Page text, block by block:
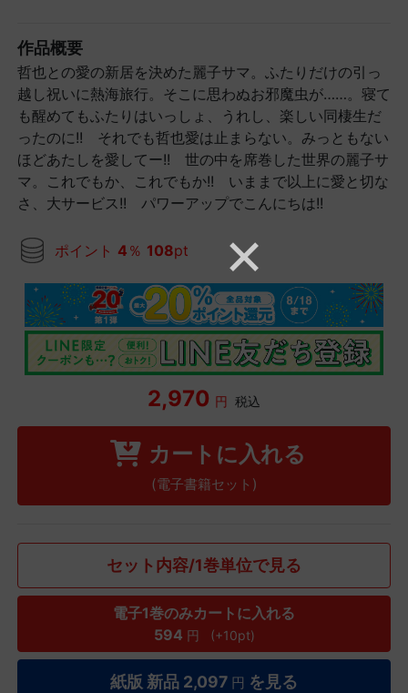
作品概要
哲也との愛の新居を決めた麗子サマ。ふたりだけの引っ
越し祝いに熱海旅行。そこに思わぬお邪魔虫が……。寝て
も醒めてもふたりはいっしょ、うれし、楽しい同棲生だ
ったのに!! それでも哲也愛は止まらない。みっともない
ほどあたしを愛してー!! 世の中を席巻した世界の麗子サ
マ。これでもか、これでもか!! いままで以上に愛と切な
さ、大サービス!! パワーアップでこんにちは!!
ポイント 4 ％ 108pt
2,970 円 税込
カートに入れる
(電子書籍セット)
セット内容/1巻単位で見る
電子1巻のみカートに入れる
594 円 (+10pt)
紙版 新品 2,097 円 を見る